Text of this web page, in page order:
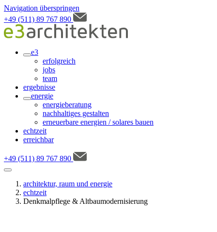
Navigation überspringen
+49 (511) 89 767 890
e3
erfolgreich
jobs
team
ergebnisse
energie
energieberatung
nachhaltiges gestalten
erneuerbare energien / solares bauen
echtzeit
erreichbar
+49 (511) 89 767 890
architektur, raum und energie
echtzeit
Denkmalpflege & Altbaumodernisierung